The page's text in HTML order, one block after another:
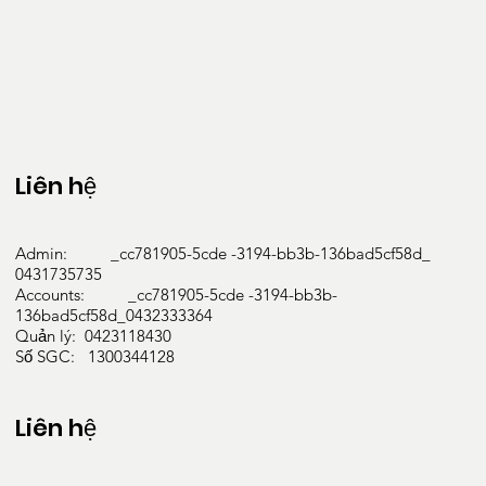
Liên hệ
Admin: _cc781905-5cde -3194-bb3b-136bad5cf58d_
0431735735
Accounts: _cc781905-5cde -3194-bb3b-
136bad5cf58d_0432333364
Quản lý: 0423118430
Số SGC: 1300344128
Liên hệ